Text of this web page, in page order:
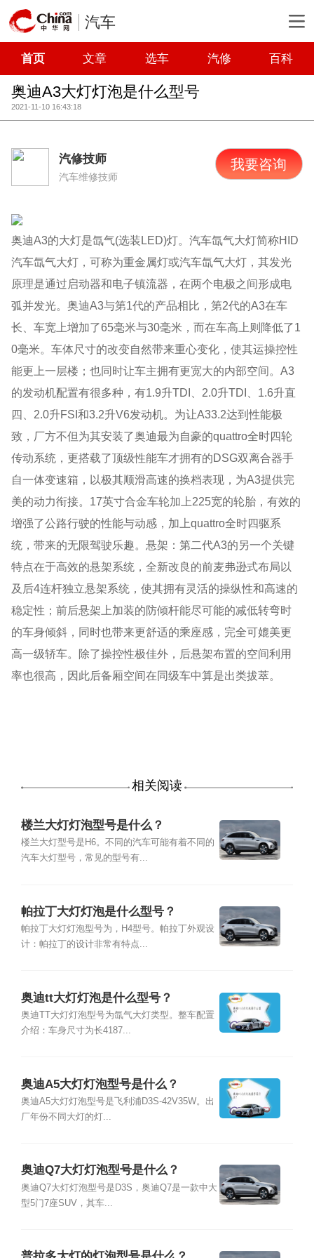
汽车
首页 文章 选车 汽修 百科
奥迪A3大灯灯泡是什么型号
2021-11-10 16:43:18
汽修技师
汽车维修技师
我要咨询
奥迪A3的大灯是氙气(选装LED)灯。汽车氙气大灯简称HID
汽车氙气大灯，可称为重金属灯或汽车氙气大灯，其发光
原理是通过启动器和电子镇流器，在两个电极之间形成电
弧并发光。奥迪A3与第1代的产品相比，第2代的A3在车
长、车宽上增加了65毫米与30毫米，而在车高上则降低了1
0毫米。车体尺寸的改变自然带来重心变化，使其运操控性
能更上一层楼；也同时让车主拥有更宽大的内部空间。A3
的发动机配置有很多种，有1.9升TDI、2.0升TDI、1.6升直
四、2.0升FSI和3.2升V6发动机。为让A33.2达到性能极
致，厂方不但为其安装了奥迪最为自豪的quattro全时四轮
传动系统，更搭载了顶级性能车才拥有的DSG双离合器手
自一体变速箱，以极其顺滑高速的换档表现，为A3提供完
美的动力衔接。17英寸合金车轮加上225宽的轮胎，有效的
增强了公路行驶的性能与动感，加上quattro全时四驱系
统，带来的无限驾驶乐趣。悬架：第二代A3的另一个关键
特点在于高效的悬架系统，全新改良的前麦弗逊式布局以
及后4连杆独立悬架系统，使其拥有灵活的操纵性和高速的
稳定性；前后悬架上加装的防倾杆能尽可能的减低转弯时
的车身倾斜，同时也带来更舒适的乘座感，完全可媲美更
高一级轿车。除了操控性极佳外，后悬架布置的空间利用
率也很高，因此后备厢空间在同级车中算是出类拔萃。
相关阅读
楼兰大灯灯泡型号是什么？
楼兰大灯型号是H6。不同的汽车可能有着不同的
汽车大灯型号，常见的型号有...
帕拉丁大灯灯泡是什么型号？
帕拉丁大灯灯泡型号为，H4型号。帕拉丁外观设
计：帕拉丁的设计非常有特点...
奥迪tt大灯灯泡是什么型号？
奥迪TT大灯灯泡型号为氙气大灯类型。整车配置
介绍：车身尺寸为长4187...
奥迪A5大灯灯泡型号是什么？
奥迪A5大灯灯泡型号是飞利浦D3S-42V35W。出
厂年份不同大灯的灯...
奥迪Q7大灯灯泡型号是什么？
奥迪Q7大灯灯泡型号是D3S，奥迪Q7是一款中大
型5门7座SUV，其车...